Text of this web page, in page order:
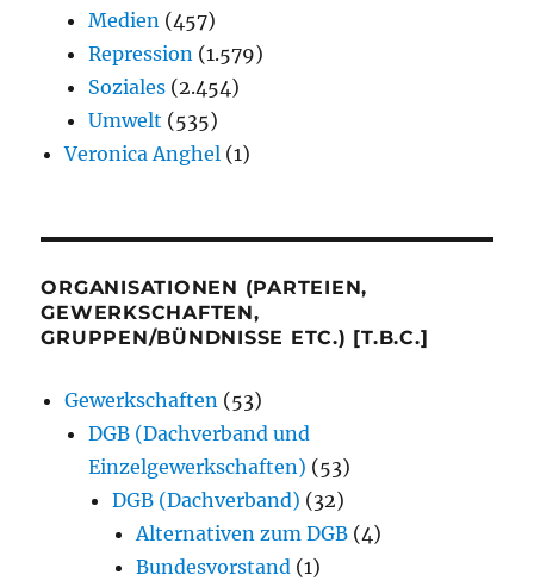
Medien (457)
Repression (1.579)
Soziales (2.454)
Umwelt (535)
Veronica Anghel (1)
ORGANISATIONEN (PARTEIEN,
GEWERKSCHAFTEN,
GRUPPEN/BÜNDNISSE ETC.) [T.B.C.]
Gewerkschaften (53)
DGB (Dachverband und
Einzelgewerkschaften) (53)
DGB (Dachverband) (32)
Alternativen zum DGB (4)
Bundesvorstand (1)